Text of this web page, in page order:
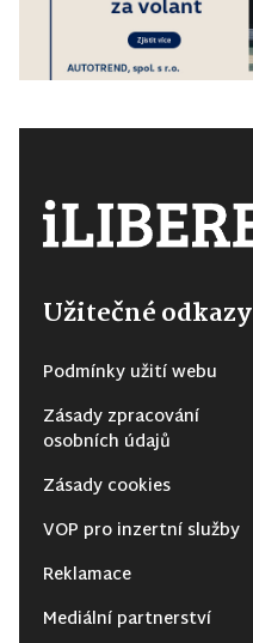
Užitečné odkazy
Podmínky užití webu
Zásady zpracování
osobních údajů
Zásady cookies
VOP pro inzertní služby
Reklamace
Mediální partnerství